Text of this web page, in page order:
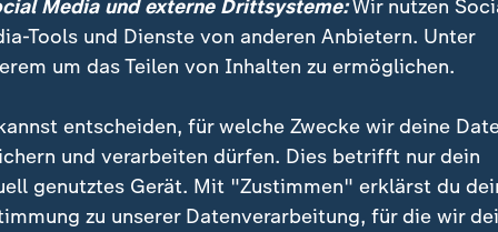
2,7 Millionen Containern im Jahr, derzeit noch
eine Steigerung ist aber absehbar
zu 43 Häfen in 20 Ländern (Stand Januar 2025)
an den Seeweg, das Zugnetz und die
Media und externe Drittsysteme:Wir nutzen
Tools und Dienste von anderen Anbietern. Unter
um das Teilen von Inhalten zu ermöglichen.
entscheiden, für welche Zwecke wir deine
und verarbeiten dürfen. Dies betrifft nur dein
genutztes Gerät. Mit "Zustimmen" erklärst du
zu unserer Datenverarbeitung, für die wir